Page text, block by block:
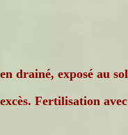
drainé, exposé au
Fertilisation avec